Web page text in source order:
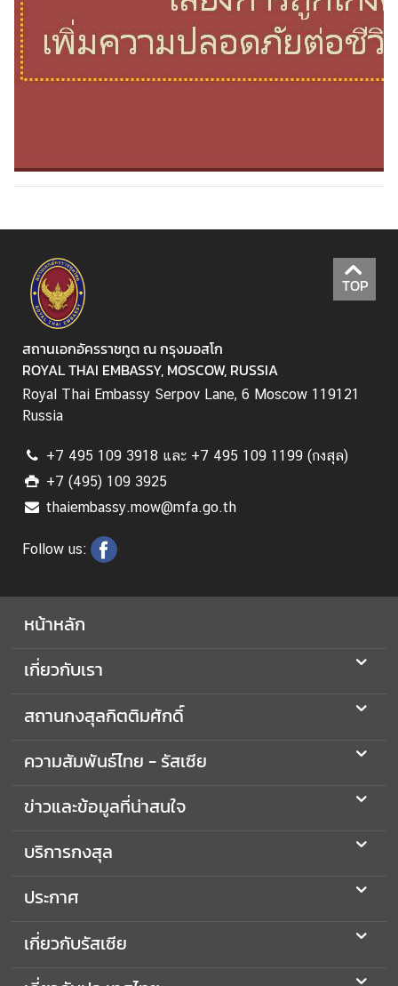
-
รั
ส
แ
ล
ะ
ข้
อ
มู
ล
ที่
า
ส
น
จ
บ
ริ
า
ง
ล
ร
ก
TOP
สถานเอกอัครราชทูต ณ กรุงมอสโก
ROYAL THAI EMBASSY, MOSCOW, RUSSIA
Royal Thai Embassy Serpov Lane, 6 Moscow 119121
Russia
+7 495 109 3918 และ +7 495 109 1199 (กงสุล)
+7 (495) 109 3925
thaiembassy.mow@mfa.go.th
Follow us:
หน้าหลัก
เกี่ยวกับเรา
สถานกงสุลกิตติมศักดิ์
ความสัมพันธ์ไทย - รัสเซีย
ข่าวและข้อมูลที่น่าสนใจ
บริการกงสุล
ประกาศ
เกี่ยวกับรัสเซีย